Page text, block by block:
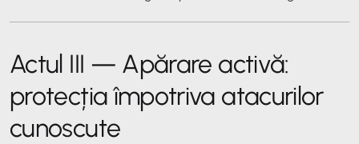
Actul III — Apărare activă:
protecția împotriva atacurilor
cunoscute